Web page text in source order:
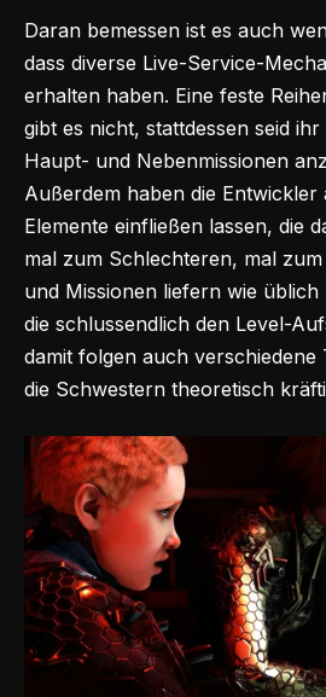
Daran bemessen ist es auch
dass diverse Live-Service-
erhalten haben. Eine feste
gibt es nicht, stattdessen seid
Haupt- und Nebenmissionen
Außerdem haben die Entwickler
Elemente einfließen lassen, die
mal zum Schlechteren, mal
und Missionen liefern wie
die schlussendlich den Level-
damit folgen auch verschiedene
die Schwestern theoretisch